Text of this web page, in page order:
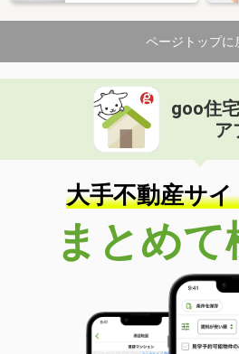
ページトップに
goo住
ア
大手不動産サイ
まとめて